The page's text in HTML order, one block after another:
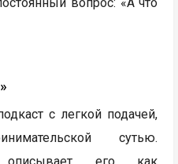
с легкой подачей,
сутью.